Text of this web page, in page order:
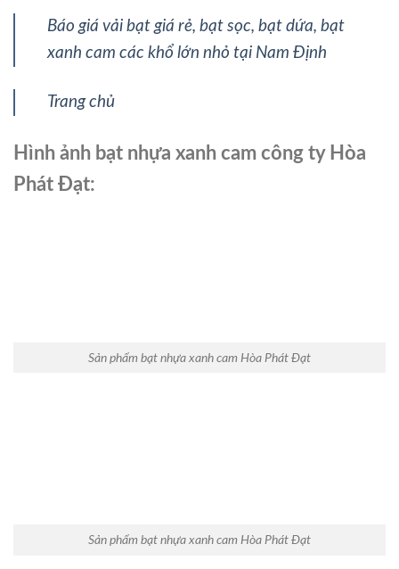
Báo giá vải bạt giá rẻ, bạt sọc, bạt dứa, bạt
xanh cam các khổ lớn nhỏ tại Nam Định
Trang chủ
Hình ảnh bạt nhựa xanh cam công ty Hòa
Phát Đạt:
Sản phẩm bạt nhựa xanh cam Hòa Phát Đạt
Sản phẩm bạt nhựa xanh cam Hòa Phát Đạt